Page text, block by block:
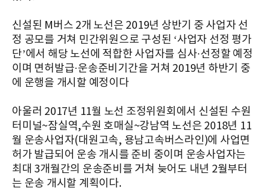
신설된 M버스 2개 노선은 2019년 상반기 중 사업자 선
정 공모를 거쳐 민간위원으로 구성된 ‘사업자 선정 평가
단’에서 해당 노선에 적합한 사업자를 심사·선정할 예정
이며 면허발급·운송준비기간을 거쳐 2019년 하반기 중
에 운행을 개시할 예정이다
아울러 2017년 11월 노선 조정위원회에서 신설된 수원
터미널~잠실역,수원 호매실~강남역 노선은 2018년 11
월 운송사업자(대원고속, 용남고속버스라인)에 사업면
허가 발급되어 운송 개시를 준비 중이며 운송사업자는
최대 3개월간의 운송준비를 거쳐 늦어도 내년 2월부터
는 운송 개시할 계획이다.